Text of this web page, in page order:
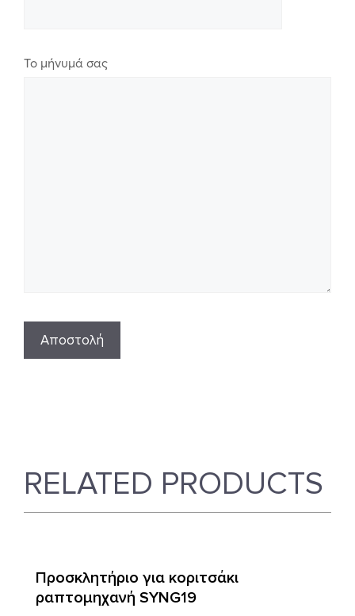
Το μήνυμά σας
RELATED PRODUCTS
Προσκλητήριο για κοριτσάκι
ραπτομηχανή SYNG19